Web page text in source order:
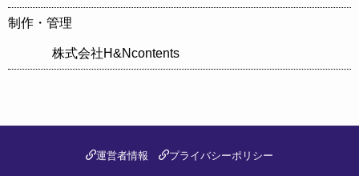
制作・管理
株式会社H&Ncontents
運営者情報 プライバシーポリシー